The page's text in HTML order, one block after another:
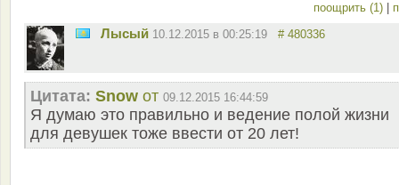
поощрить (1)
Лысый 10.12.2015 в 00:25:19 # 480336
Цитата: Snow от 09.12.2015 16:44:59
Я думаю это правильно и ведение полой жизни
для девушек тоже ввести от 20 лет!